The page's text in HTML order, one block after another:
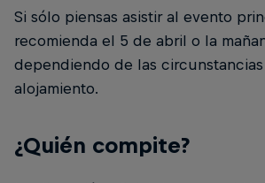
Si sólo piensas asistir al evento
recomienda el 5 de abril o la
dependiendo de las
alojamiento.
¿Quién compite?